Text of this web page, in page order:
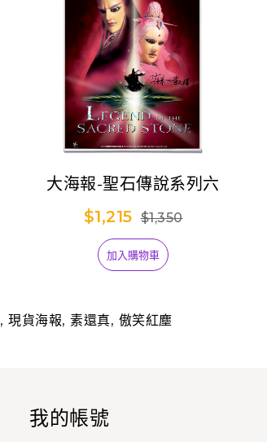
大海報-聖石傳說系列六
$1,215 $1,350
加入購物車
,現貨海報,素還真, 傲笑紅塵
我的帳號